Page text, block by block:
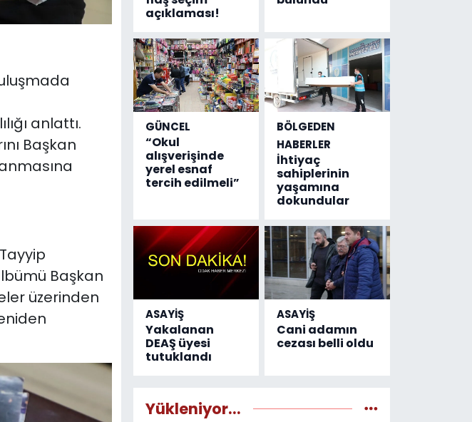
anlattı.
Başkan
Başkan
üzerinden
açıklaması!
GÜNCEL
“Okul
alışverişinde
yerel esnaf
tercih edilmeli”
BÖLGEDEN
HABERLER
İhtiyaç
sahiplerinin
yaşamına
dokundular
ASAYİŞ
Yakalanan
DEAŞ üyesi
tutuklandı
ASAYİŞ
Cani adamın
cezası belli oldu
Yükleniyor...